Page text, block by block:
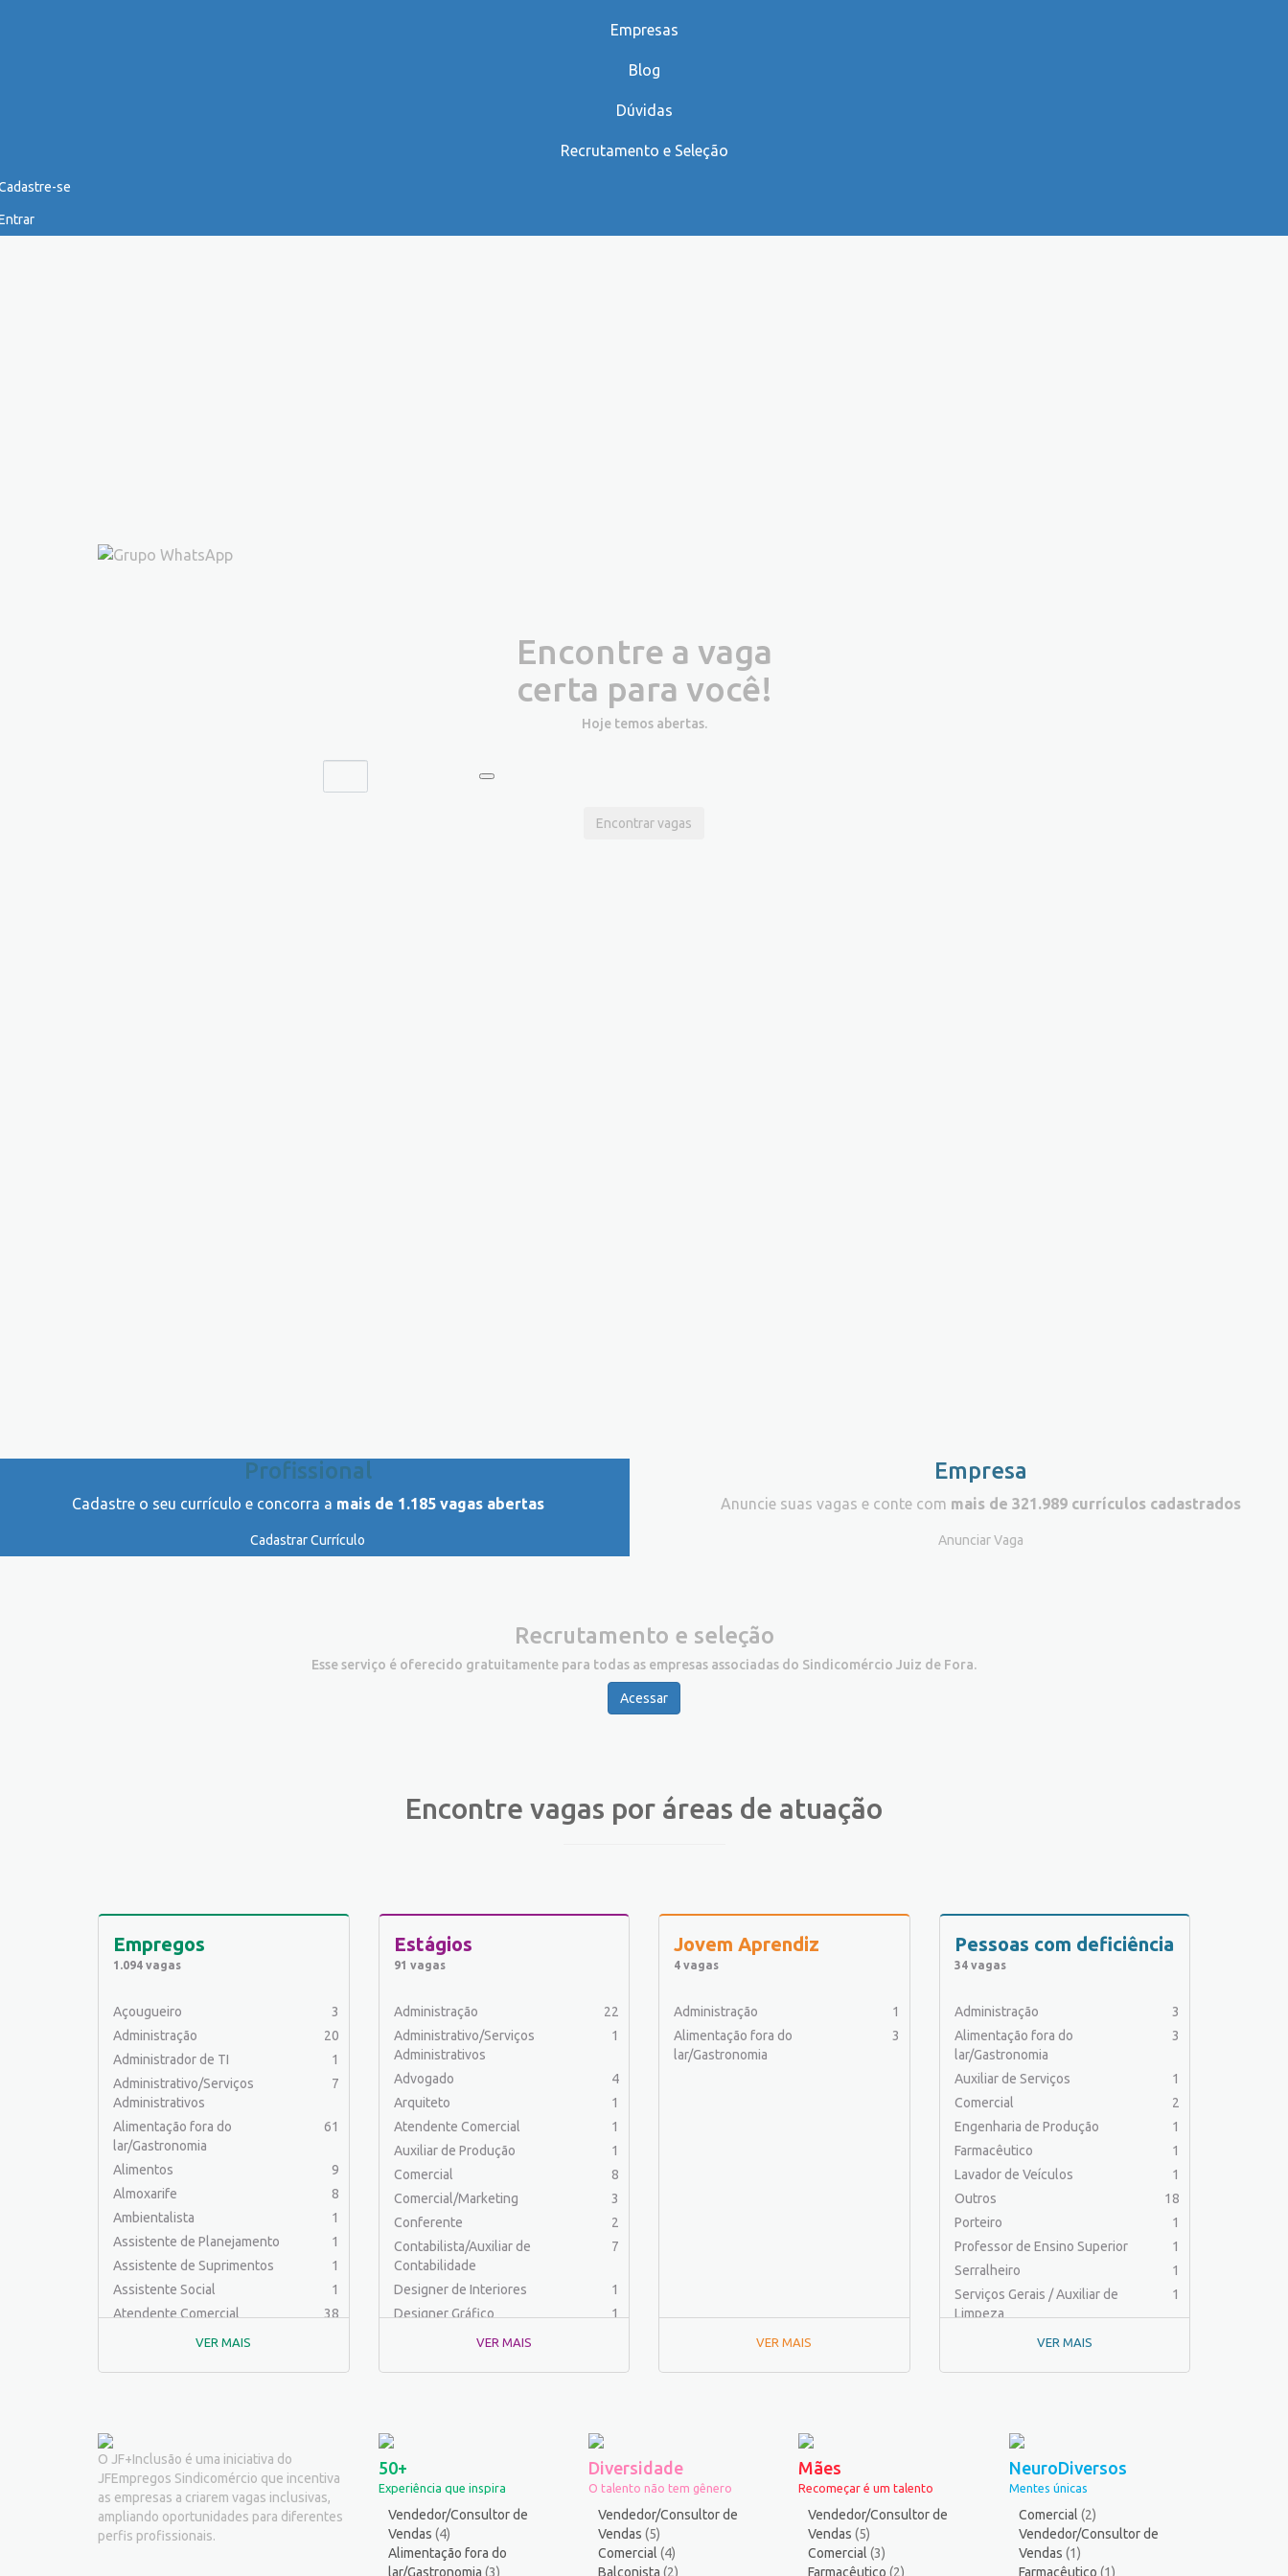
Empresas
Blog
Dúvidas
Recrutamento e Seleção
se
Encontre a vaga
certa para você!
Hoje temos abertas.
Encontrar vagas
Profissional
Cadastre o seu currículo e concorra a mais de 1.185 vagas abertas
Cadastrar Currículo
Empresa
Anuncie suas vagas e conte com mais de 321.989 currículos cadastrados
Anunciar Vaga
Recrutamento e seleção
Esse serviço é oferecido gratuitamente para todas as empresas associadas do Sindicomércio Juiz de Fora.
Acessar
Encontre vagas por áreas de atuação
Empregos
1.094 vagas
Açougueiro
3
Administração
20
Administrador de TI
1
Administrativo/Serviços
Administrativos
7
Alimentação fora do
lar/Gastronomia
61
Alimentos
9
Almoxarife
8
Ambientalista
1
Assistente de Planejamento
1
Assistente de Suprimentos
1
Assistente Social
1
Atendente Comercial
38
Auxiliar de Cozinha
Auxiliar de Produção
Auxiliar de Serviços
20
Balconista
25
Barman
VER MAIS
Estágios
91 vagas
Administração
22
Administrativo/Serviços
Administrativos
1
Advogado
4
Arquiteto
1
Atendente Comercial
1
Auxiliar de Produção
1
Comercial
8
Comercial/Marketing
3
Conferente
2
Contabilista/Auxiliar de
Contabilidade
7
Designer de Interiores
1
Designer Gráfico
1
Educador Físico
Ferramenteiro
1
Logística
Mecânico industrial
1
Outros
11
VER MAIS
Jovem Aprendiz
4 vagas
Administração
1
Alimentação fora do
lar/Gastronomia
3
VER MAIS
Pessoas com deficiência
34 vagas
Administração
3
Alimentação fora do
lar/Gastronomia
3
Auxiliar de Serviços
1
Comercial
2
Engenharia de Produção
1
Farmacêutico
1
Lavador de Veículos
1
Outros
18
Porteiro
1
Professor de Ensino Superior
1
Serralheiro
1
Serviços Gerais / Auxiliar de
Limpeza
1
VER MAIS
O JF+Inclusão é uma iniciativa do
JFEmpregos Sindicomércio que incentiva
as empresas a criarem vagas inclusivas,
ampliando oportunidades para diferentes
perfis profissionais.
50+
Experiência que inspira
Vendedor/Consultor de
Vendas (4)
Alimentação fora do
lar/Gastronomia (3)
Diversidade
O talento não tem gênero
Vendedor/Consultor de
Vendas (5)
Comercial (4)
Balconista (2)
Mães
Recomeçar é um talento
Vendedor/Consultor de
Vendas(5)
Comercial(3)
Farmacêutico(2)
NeuroDiversos
Mentes únicas
Comercial (2)
Vendedor/Consultor de
Vendas (1)
Farmacêutico (1)